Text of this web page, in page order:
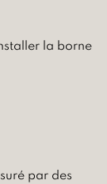
la borne
par des